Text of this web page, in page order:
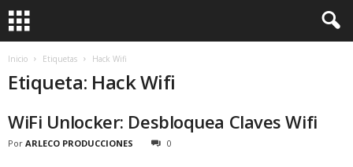
Inicio Etiquetas Hack Wifi
Etiqueta: Hack Wifi
WiFi Unlocker: Desbloquea Claves Wifi
Por ARLECO PRODUCCIONES 0